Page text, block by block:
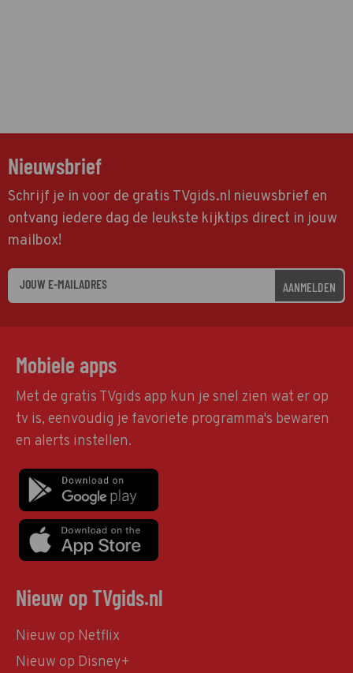
Nieuwsbrief
Schrijf je in voor de gratis TVgids.nl nieuwsbrief en
ontvang iedere dag de leukste kijktips direct in jouw
mailbox!
AANMELDEN
Mobiele apps
Met de gratis TVgids app kun je snel zien wat er op
tv is, eenvoudig je favoriete programma's bewaren
en alerts instellen.
Nieuw op TVgids.nl
Nieuw op Netflix
Nieuw op Disney+